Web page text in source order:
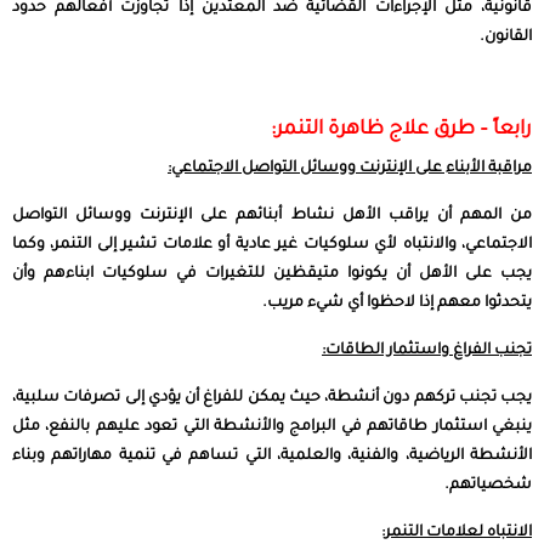
قانونية، مثل الإجراءات القضائية ضد المعتدين إذا تجاوزت أفعالهم حدود
القانون.
رابعاً – طرق علاج ظاهرة التنمر:
مراقبة الأبناء على الإنترنت ووسائل التواصل الاجتماعي:
من المهم أن يراقب الأهل نشاط أبنائهم على الإنترنت ووسائل التواصل
الاجتماعي، والانتباه لأي سلوكيات غير عادية أو علامات تشير إلى التنمر، وكما
يجب على الأهل أن يكونوا متيقظين للتغيرات في سلوكيات ابناءهم وأن
يتحدثوا معهم إذا لاحظوا أي شيء مريب.
تجنب الفراغ واستثمار الطاقات:
يجب تجنب تركهم دون أنشطة، حيث يمكن للفراغ أن يؤدي إلى تصرفات سلبية،
ينبغي استثمار طاقاتهم في البرامج والأنشطة التي تعود عليهم بالنفع، مثل
الأنشطة الرياضية، والفنية، والعلمية، التي تساهم في تنمية مهاراتهم وبناء
شخصياتهم.
الانتباه لعلامات التنمر: